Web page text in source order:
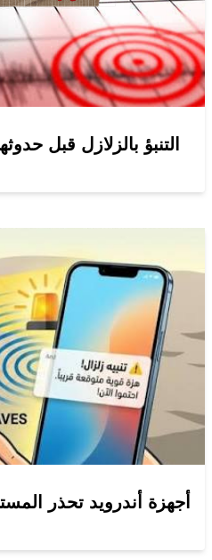
التنبؤ بالزلازل قبل
أجهزة أندرويد تحذر